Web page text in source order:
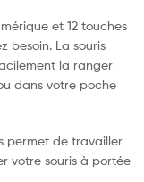
et 12 touches
besoin. La souris
la ranger
dans votre poche
permet de travailler
votre souris à portée